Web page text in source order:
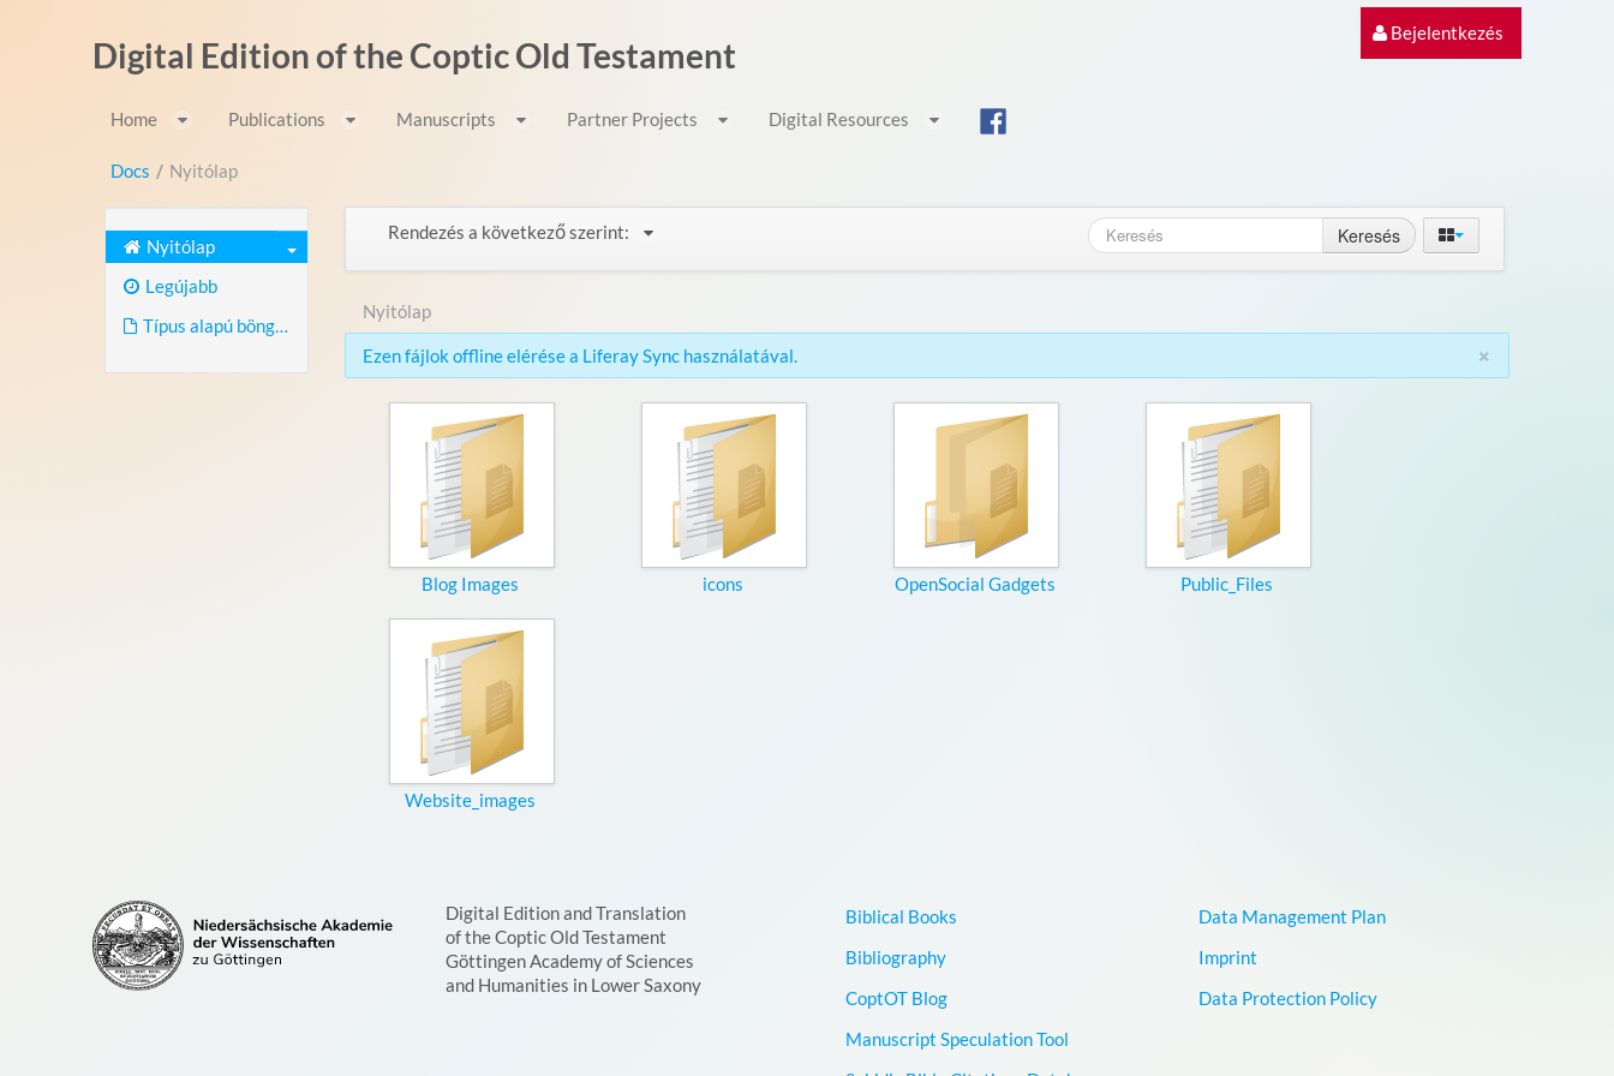
Bejelentkezés
Digital Edition of the Coptic Old Testament
Home Publications Manuscripts Partner Projects Digital Resources
Docs / Nyitólap
Nyitólap
Legújabb
Típus alapú böngészés
Rendezés a következő szerint: Keresés
Nyitólap
×
Ezen fájlok offline elérése a Liferay Sync használatával.
Blog Images icons OpenSocial Gadgets Public_Files
Website_images
Digital Edition and Translation
of the Coptic Old Testament
Göttingen Academy of Sciences
and Humanities in Lower Saxony
Biblical Books
Bibliography
CoptOT Blog
Manuscript Speculation Tool
Data Management Plan
Imprint
Data Protection Policy